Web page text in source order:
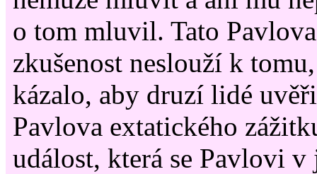
o tom mluvil. Tato
zkušenost neslouží k
kázalo, aby druzí lidé
Pavlova extatického
událost, která se Pavlovi v